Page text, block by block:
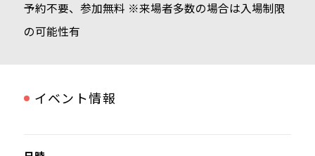
予約不要、参加無料 ※来場者多数の場合は入場制限
の可能性有
イベント情報